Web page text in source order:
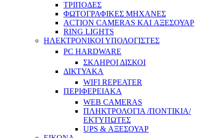
ΤΡΙΠΟΔΕΣ
ΦΩΤΟΓΡΑΦΙΚΕΣ ΜΗΧΑΝΕΣ
ACTION CAMERAS KAI ΑΞΕΣΟΥΑΡ
RING LIGHTS
ΗΛΕΚΤΡΟΝΙΚΟΙ ΥΠΟΛΟΓΙΣΤΕΣ
PC HARDWARE
ΣΚΛΗΡΟΙ ΔΙΣΚΟΙ
ΔΙΚΤΥΑΚΑ
WIFI REPEATER
ΠΕΡΙΦΕΡΕΙΑΚΑ
WEB CAMERAS
ΠΛΗΚΤΡΟΛΟΓΙΑ /ΠΟΝΤΙΚΙΑ/
ΕΚΤΥΠΩΤΕΣ
UPS & ΑΞΕΣΟΥΑΡ